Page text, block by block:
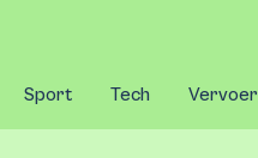
Sport Tech Vervoer